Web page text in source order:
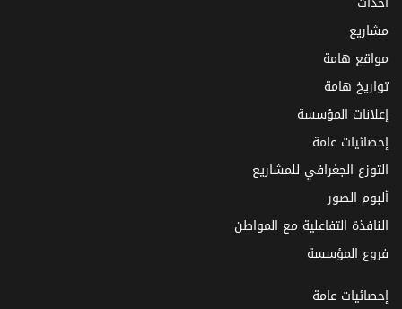
مشاريع
مواقع هامة
تواريخ هامة
إعلانات المؤسسة
إحصائيات عامة
التوزع الجغرافي للمشاريع
ألبوم الصور
النافذة التفاعلية مع المواطن
فروع المؤسسة
إحصائيات عامة